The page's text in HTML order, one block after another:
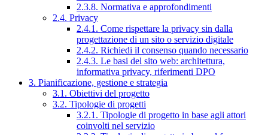
2.3.8. Normativa e approfondimenti
2.4. Privacy
2.4.1. Come rispettare la privacy sin dalla
progettazione di un sito o servizio digitale
2.4.2. Richiedi il consenso quando necessario
2.4.3. Le basi del sito web: architettura,
informativa privacy, riferimenti DPO
3. Pianificazione, gestione e strategia
3.1. Obiettivi del progetto
3.2. Tipologie di progetti
3.2.1. Tipologie di progetto in base agli attori
coinvolti nel servizio